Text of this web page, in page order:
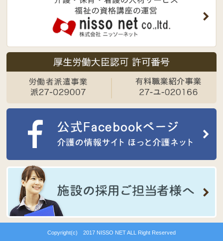
Copyright(c) 2017 NISSO NET ALL Right Reserved